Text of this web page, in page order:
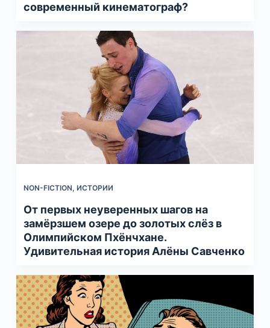
современный кинематограф?
NON-FICTION, ИСТОРИИ
От первых неуверенных шагов на
замёрзшем озере до золотых слёз в
Олимпийском Пхёнчхане.
Удивительная история Алёны Савченко